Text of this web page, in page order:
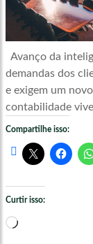
Avanço da
demandas dos
e exigem um
contabilidade
Compartilhe isso:
Curtir isso:
Carregando...